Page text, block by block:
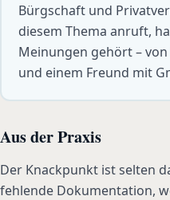
Bürgschaft und
diesem Thema anruft,
Meinungen gehört –
und einem Freund mit
Aus der Praxis
Der Knackpunkt ist selten
fehlende Dokumentation,